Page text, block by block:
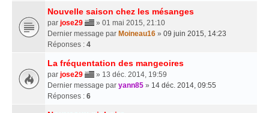
Nouvelle saison chez les mésanges
par jose29
» 01 mai 2015, 21:10
Dernier message par Moineau16 » 09 juin 2015, 14:23
Réponses : 4
La fréquentation des mangeoires
par jose29
» 13 déc. 2014, 19:59
Dernier message par yann85 » 14 déc. 2014, 09:55
Réponses : 6